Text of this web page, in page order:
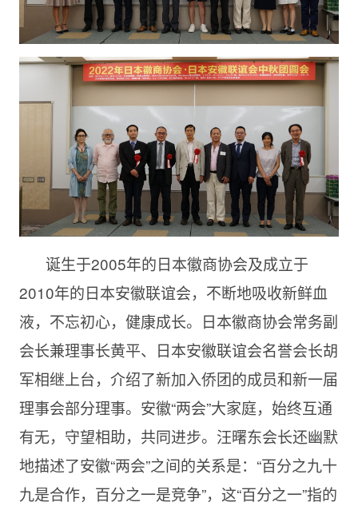
诞生于2005年的日本徽商协会及成立于
2010年的日本安徽联谊会，不断地吸收新鲜血
液，不忘初心，健康成长。日本徽商协会常务副
会长兼理事长黄平、日本安徽联谊会名誉会长胡
军相继上台，介绍了新加入侨团的成员和新一届
理事会部分理事。安徽“两会”大家庭，始终互通
有无，守望相助，共同进步。汪曙东会长还幽默
地描述了安徽“两会”之间的关系是：“百分之九十
九是合作，百分之一是竞争”，这“百分之一”指的